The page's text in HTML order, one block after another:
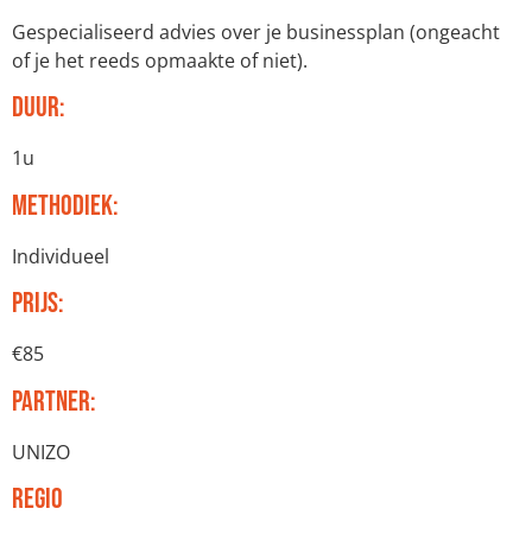
Gespecialiseerd advies over je businessplan (ongeacht
of je het reeds opmaakte of niet).
Duur:
1u
Methodiek:
Individueel
Prijs:
€85
Partner:
UNIZO
Regio